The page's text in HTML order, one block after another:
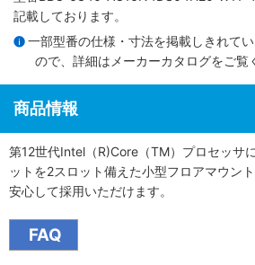
記載しております。
一部型番の仕様・寸法を掲載しきれて
ので、詳細は メーカーカタログをご覧
商品情報
第12世代Intel（R)Core（TM）プロセッサ
ットを2スロット備えた小型フロアマウン
安心して採用いただけます。
FAQ